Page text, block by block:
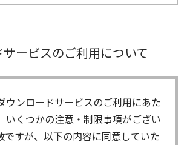
ービスのご利用について
ウンロードサービスのご利用にあた
いくつかの注意・制限事項がござい
ですが、以下の内容に同意していた